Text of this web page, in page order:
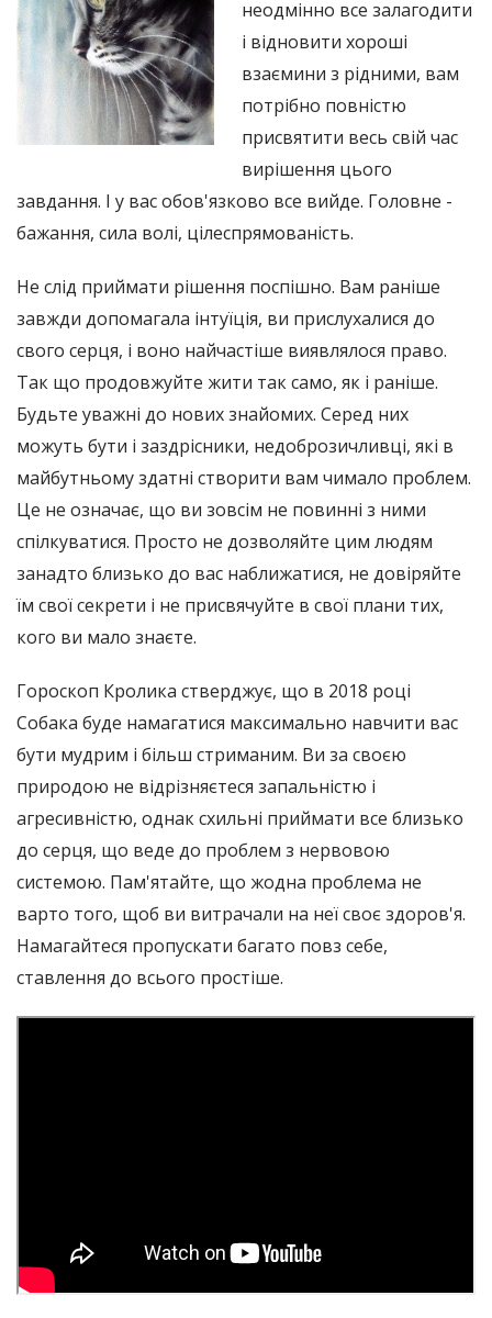
неодмінно все залагодити
і відновити хороші
взаємини з рідними, вам
потрібно повністю
присвятити весь свій час
вирішення цього
завдання. І у вас обов'язково все вийде. Головне -
бажання, сила волі, цілеспрямованість.
Не слід приймати рішення поспішно. Вам раніше
завжди допомагала інтуїція, ви прислухалися до
свого серця, і воно найчастіше виявлялося право.
Так що продовжуйте жити так само, як і раніше.
Будьте уважні до нових знайомих. Серед них
можуть бути і заздрісники, недоброзичливці, які в
майбутньому здатні створити вам чимало проблем.
Це не означає, що ви зовсім не повинні з ними
спілкуватися. Просто не дозволяйте цим людям
занадто близько до вас наближатися, не довіряйте
їм свої секрети і не присвячуйте в свої плани тих,
кого ви мало знаєте.
Гороскоп Кролика стверджує, що в 2018 році
Собака буде намагатися максимально навчити вас
бути мудрим і більш стриманим. Ви за своєю
природою не відрізняєтеся запальністю і
агресивністю, однак схильні приймати все близько
до серця, що веде до проблем з нервовою
системою. Пам'ятайте, що жодна проблема не
варто того, щоб ви витрачали на неї своє здоров'я.
Намагайтеся пропускати багато повз себе,
ставлення до всього простіше.